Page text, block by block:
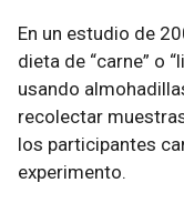
En un estudio de
dieta de “carne” o
usando
recolectar
los participantes
experimento.